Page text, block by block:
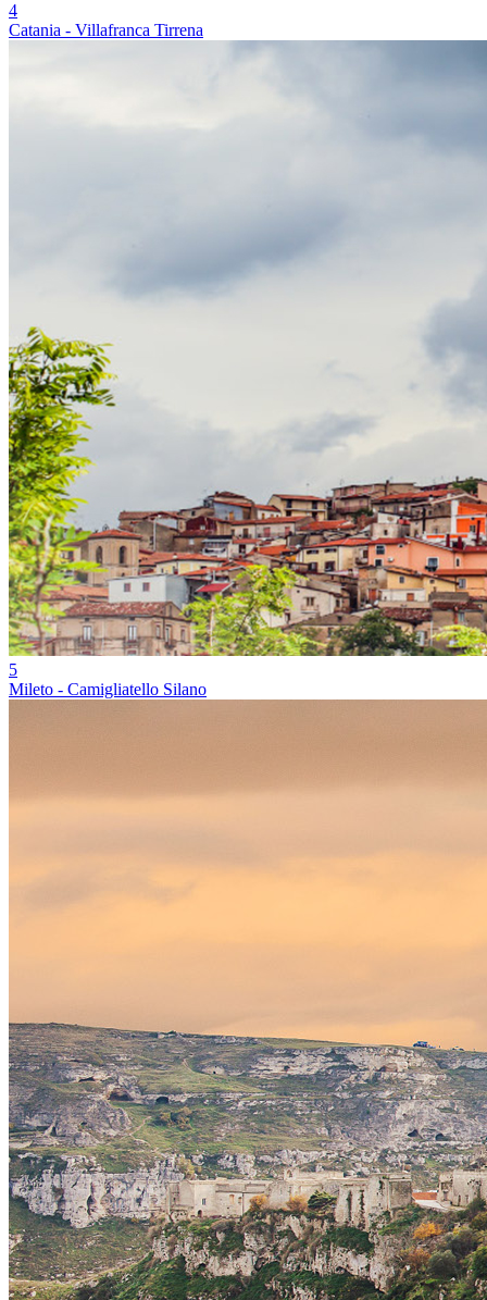
4
Catania - Villafranca Tirrena
5
Mileto - Camigliatello Silano